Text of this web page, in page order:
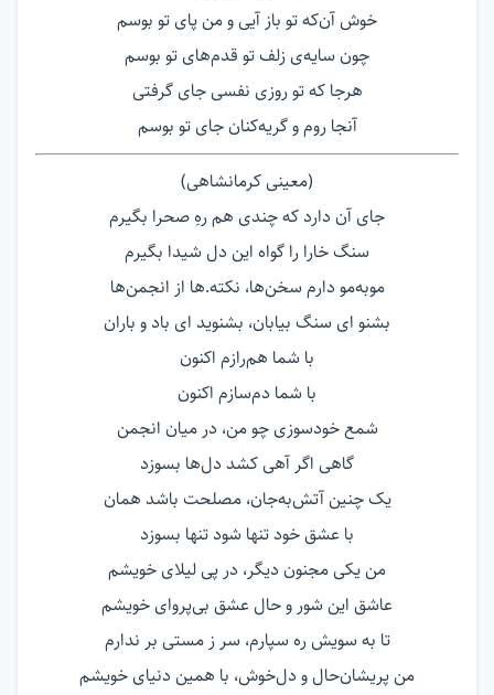
خوش آن‌که تو باز آیی و من پای تو بوسم
چون سایه‌ی زلف تو قدم‌های تو بوسم
هرجا که تو روزی نفسی جای گرفتی
آنجا روم و گریه‌کنان جای تو بوسم
(معینی کرمانشاهی)
جای آن دارد که چندی هم رهِ صحرا بگیرم
سنگ خارا را گواه این دل شیدا بگیرم
موبه‌مو دارم سخن‌ها، نکته.ها از انجمن‌ها
بشنو ای سنگ بیابان، بشنوید ای باد و باران
با شما هم‌رازم اکنون
با شما دم‌سازم اکنون
شمع خود‌سوزی چو من، در میان انجمن
گاهی اگر آهی کشد دل‌ها بسوزد
یک چنین آتش‌به‌جان، مصلحت باشد همان
با عشق خود تنها شود تنها بسوزد
من یکی مجنون دیگر، در پی لیلای خویشم
عاشق این شور و حال عشق بی‌پروای خویشم
تا به سویش ره سپارم، سر ز مستی بر ندارم
من پریشان‌حال و دل‌خوش، با همین دنیای خویشم